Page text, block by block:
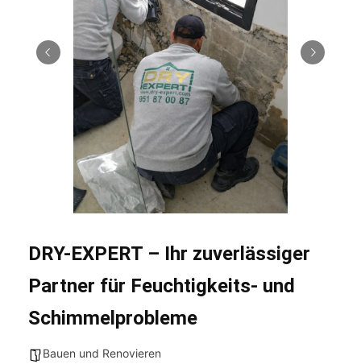
DRY-EXPERT – Ihr zuverlässiger
Partner für Feuchtigkeits- und
Schimmelprobleme
Bauen und Renovieren